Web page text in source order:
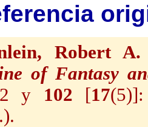
Robert
of Fantasy
y 102 [17